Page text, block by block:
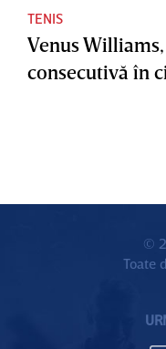
TENIS
Venus
consecutivă în
©
Toate